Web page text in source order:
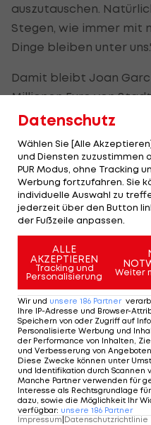
auszutauschen.
Stegen, wie immer mit
Dinge bleiben unter
Damit bleibt Joan
Millionen Euro von
"Blaugrana"
Für ter Stegen steigt
noch auf den WM-Zug
im Winter scheint
Schon vergessen?
für Barca!
Datenschutz
Wählen Sie [Alle
und Diensten zuzustimmen
PUR Modus, ohne Tracking
Werbung fortzufahren. Sie
individuelle Auswahl zu
jederzeit über den Button
der Fußzeile anpassen.
ALLE
AKZEPTIEREN
Tracking und
Personalisierung
Weiter
Wir und unsere 186 Partner
Ihre IP-Adresse und Browser-
Speichern von oder Zugriff auf
Personalisierte Werbung und
der Performance von Inhalten,
und Verbesserung von Angeboten
Diese Zwecke können unter
und Identifikation durch Scannen
Manche Partner verwenden für
Interesse als Rechtsgrundlage
dazu, sowie die Möglichkeit Ihr
verfügbar: unsere 186 Partner
Impressum|Datenschutzrichtlinie